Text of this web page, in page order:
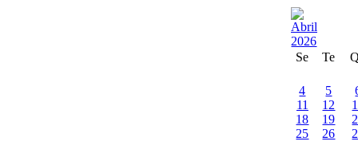
Se Te
4 5
11
12
18
19
25
26